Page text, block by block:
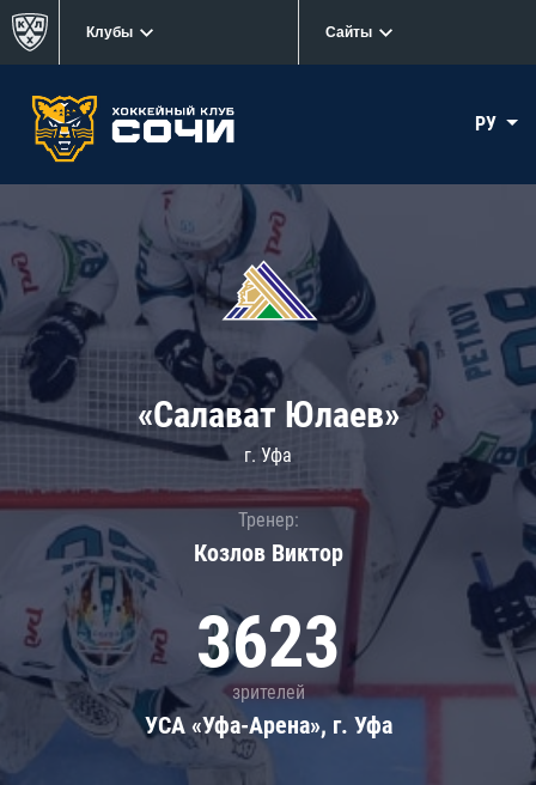
Клубы Сайты
РУ
«Салават Юлаев»
г. Уфа
Тренер:
Козлов Виктор
3623
зрителей
УСА «Уфа-Арена», г. Уфа